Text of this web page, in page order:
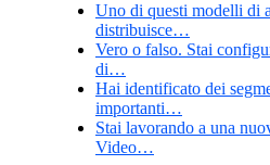
Uno di questi modelli di
distribuisce…
Vero o falso. Stai
di…
Hai identificato dei
importanti…
Stai lavorando a una
Video…